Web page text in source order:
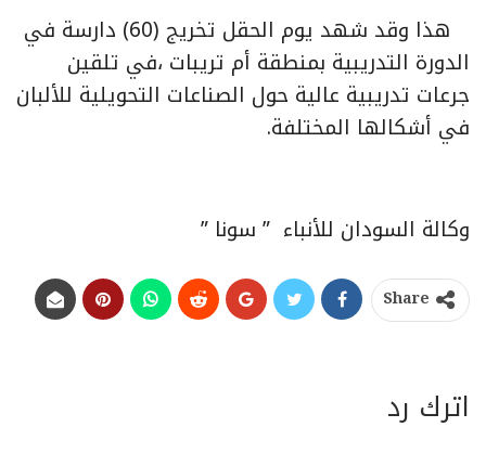
هذا وقد شهد يوم الحقل تخريج (60) دارسة في
الدورة التدريبية بمنطقة أم تريبات ،في تلقين
جرعات تدريبية عالية حول الصناعات التحويلية للألبان
في أشكالها المختلفة.
وكالة السودان للأنباء ” سونا ”
Share
اترك رد